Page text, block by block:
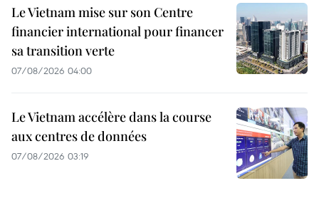
Le Vietnam mise sur son Centre
financier international pour financer
sa transition verte
07/08/2026 04:00
Le Vietnam accélère dans la course
aux centres de données
07/08/2026 03:19